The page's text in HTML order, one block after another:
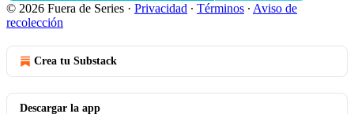
© 2026 Fuera de Series · Privacidad ∙ Términos ∙ Aviso de
recolección
Crea tu Substack
Descargar la app